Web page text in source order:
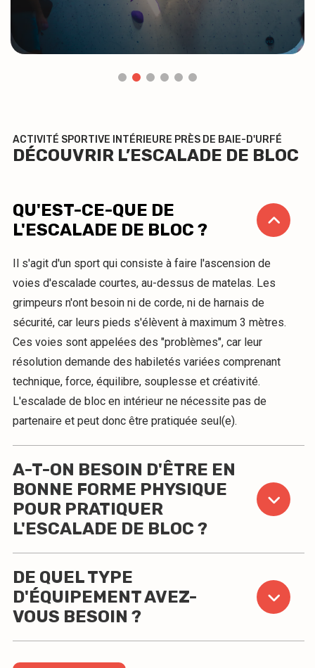
ACTIVITÉ SPORTIVE INTÉRIEURE PRÈS DE BAIE-D'URFÉ
DÉCOUVRIR L’ESCALADE DE BLOC
QU'EST-CE-QUE DE
L'ESCALADE DE BLOC ?
Il s'agit d'un sport qui consiste à faire l'ascension de
voies d'escalade courtes, au-dessus de matelas. Les
grimpeurs n'ont besoin ni de corde, ni de harnais de
sécurité, car leurs pieds s'élèvent à maximum 3 mètres.
Ces voies sont appelées des "problèmes", car leur
résolution demande des habiletés variées comprenant
technique, force, équilibre, souplesse et créativité.
L'escalade de bloc en intérieur ne nécessite pas de
partenaire et peut donc être pratiquée seul(e).
A-T-ON BESOIN D'ÊTRE EN
BONNE FORME PHYSIQUE
POUR PRATIQUER
L'ESCALADE DE BLOC ?
DE QUEL TYPE
D'ÉQUIPEMENT AVEZ-
VOUS BESOIN ?